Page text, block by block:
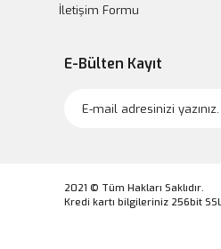
İletişim Formu
E-Bülten Kayıt
2021 © Tüm Hakları Saklıdır.
Kredi kartı bilgileriniz 256bit